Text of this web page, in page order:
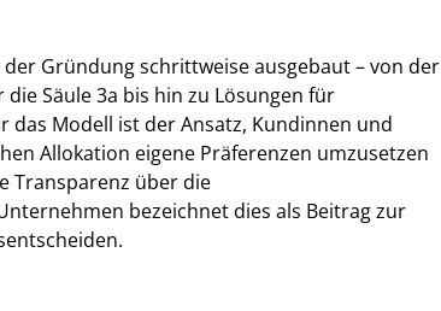
Gründung schrittweise ausgebaut – von der
Säule 3a bis hin zu Lösungen für
das Modell ist der Ansatz, Kundinnen und
Allokation eigene Präferenzen umzusetzen
Transparenz über die
bezeichnet dies als Beitrag zur